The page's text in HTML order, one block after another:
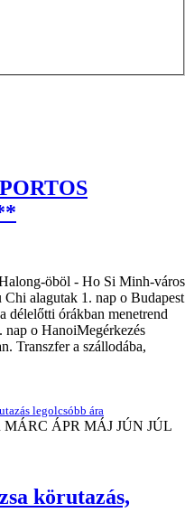
öböl - Ho Si Minh-város
alagutak 1. nap o Budapest
délelőtti órákban menetrend
nap o HanoiMegérkezés
Transzfer a szállodába,
legolcsóbb ára
MÁRC ÁPR MÁJ JÚN JÚL
körutazás,